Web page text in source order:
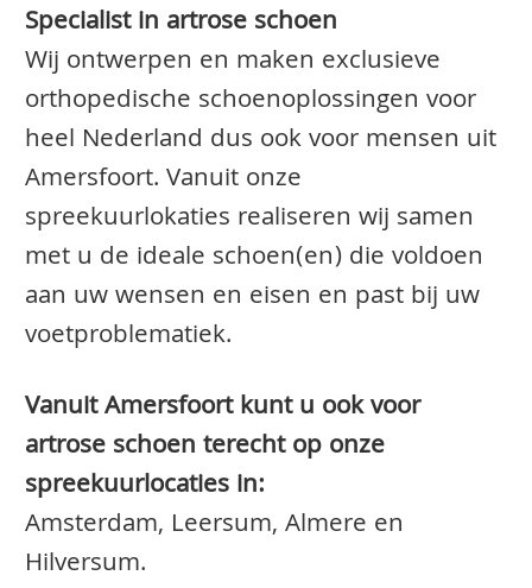
Specialist in artrose schoen
Wij ontwerpen en maken exclusieve
orthopedische schoenoplossingen voor
heel Nederland dus ook voor mensen uit
Amersfoort. Vanuit onze
spreekuurlokaties realiseren wij samen
met u de ideale schoen(en) die voldoen
aan uw wensen en eisen en past bij uw
voetproblematiek.
Vanuit Amersfoort kunt u ook voor
artrose schoen terecht op onze
spreekuurlocaties in:
Amsterdam, Leersum, Almere en
Hilversum.